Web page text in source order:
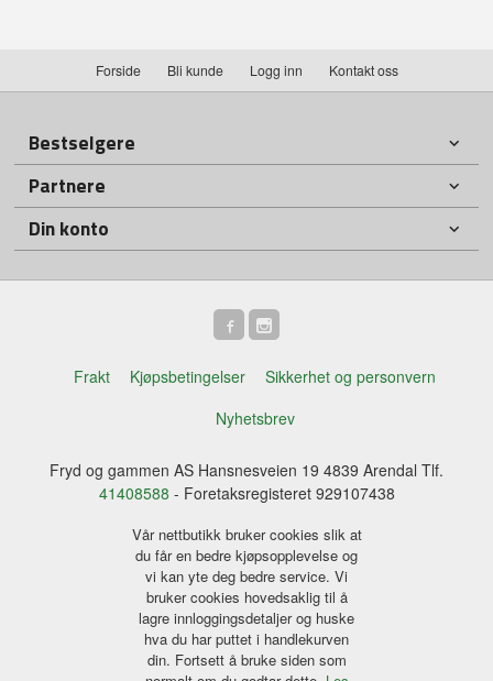
Forside Bli kunde Logg inn Kontakt oss
Bestselgere
Partnere
Din konto
Frakt Kjøpsbetingelser
Sikkerhet og personvern
Nyhetsbrev
Fryd og gammen AS Hansnesveien 19 4839 Arendal Tlf.
41408588 - Foretaksregisteret 929107438
Vår nettbutikk bruker cookies slik at
du får en bedre kjøpsopplevelse og
vi kan yte deg bedre service. Vi
bruker cookies hovedsaklig til å
lagre innloggingsdetaljer og huske
hva du har puttet i handlekurven
din. Fortsett å bruke siden som